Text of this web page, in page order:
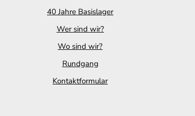
40 Jahre Basislager
Wer sind wir?
Wo sind wir?
Rundgang
Kontaktformular